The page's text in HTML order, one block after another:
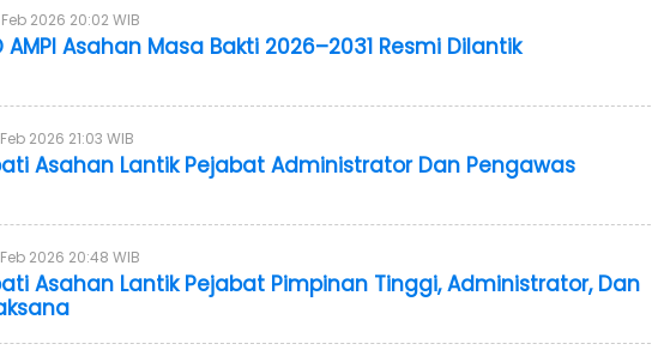
2026 20:02 WIB
AMPI Asahan Masa Bakti 2026–2031 Resmi Dilantik
2026 21:03 WIB
Asahan Lantik Pejabat Administrator Dan Pengawas
2026 20:48 WIB
Asahan Lantik Pejabat Pimpinan Tinggi, Administrator, Dan